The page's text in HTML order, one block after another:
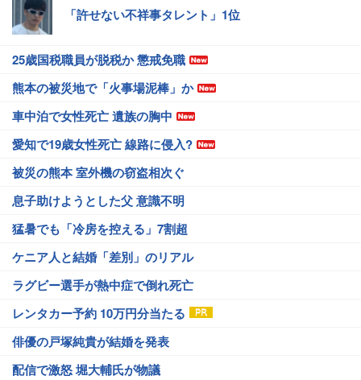
「許せない不祥事タレント」1位
25歳国税職員が脱税か 懲戒免職
熊本の被災地で「火事場泥棒」か
車中泊で女性死亡 遺族の胸中
愛知で19歳女性死亡 線路に侵入?
被災の熊本 室外機の窃盗相次ぐ
息子助けようとした父 意識不明
猛暑でも「冷房を控える」7割超
ケニア人と結婚「差別」のリアル
ラグビー選手が熱中症で倒れ死亡
レンタカー予約 10万円分当たる
俳優の戸塚純貴が結婚を発表
配信で激怒 堀大輔氏が物議